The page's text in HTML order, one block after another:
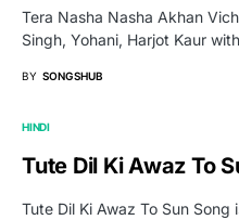
Tera Nasha Nasha Akhan
Singh, Yohani, Harjot Kaur
BY SONGSHUB
HINDI
Tute Dil Ki Awaz To
Tute Dil Ki Awaz To Sun